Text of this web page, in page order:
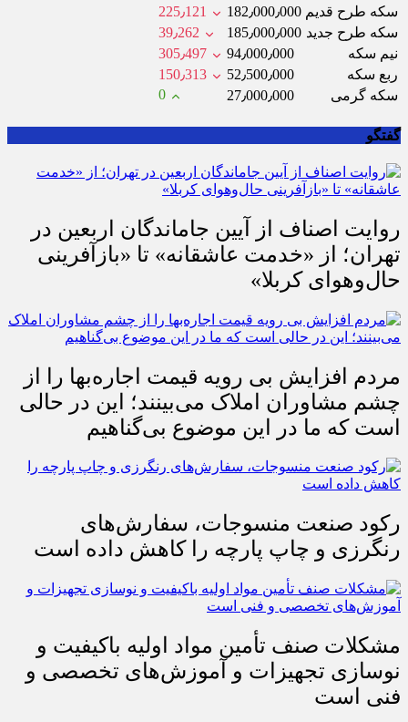
سکه طرح قدیم 182٫000٫000
225٫121
سکه طرح جدید 185٫000٫000
39٫262
نیم سکه
94٫000٫000
305٫497
ربع سکه
52٫500٫000
150٫313
سکه گرمی
27٫000٫000 0
گفتگو
روایت اصناف از آیین جاماندگان اربعین در
تهران؛ از «خدمت عاشقانه» تا «بازآفرینی
حال‌وهوای کربلا»
مردم افزایش بی رویه قیمت اجاره‌بها را از
چشم مشاوران املاک می‌بینند؛ این در حالی
است که ما در این موضوع بی‌گناهیم
رکود صنعت منسوجات، سفارش‌های
رنگرزی و چاپ پارچه را کاهش داده است
مشکلات صنف تأمین مواد اولیه باکیفیت و
نوسازی تجهیزات و آموزش‌های تخصصی و
فنی است